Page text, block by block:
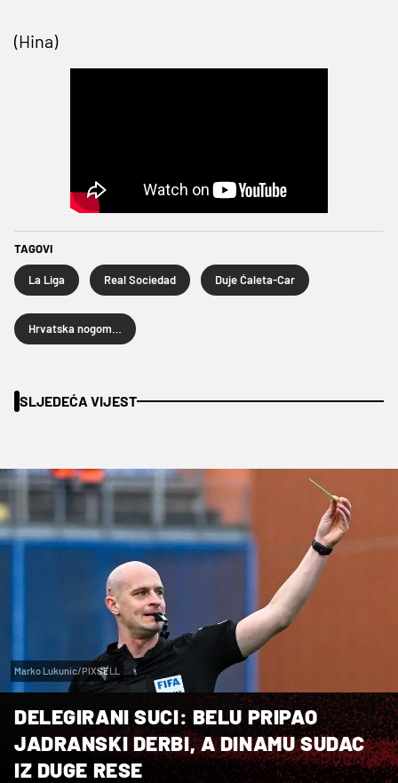
(Hina)
TAGOVI
La Liga Real Sociedad Duje Ćaleta-Car
SLJEDEĆA VIJEST
Marko Lukunic/PIXSELL
DELEGIRANI SUCI: BELU PRIPAO
JADRANSKI DERBI, A DINAMU SUDAC
IZ DUGE RESE